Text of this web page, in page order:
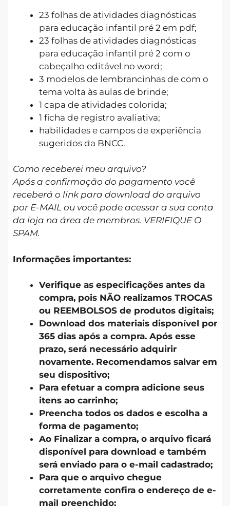
23 folhas de atividades diagnósticas
para educação infantil pré 2 em pdf;
23 folhas de atividades diagnósticas
para educação infantil pré 2 com o
cabeçalho editável no word;
3 modelos de lembrancinhas de com o
tema volta às aulas de brinde;
1 capa de atividades colorida;
1 ficha de registro avaliativa;
habilidades e campos de experiência
sugeridos da BNCC.
Como receberei meu arquivo?
Após a confirmação do pagamento você
receberá o link para download do arquivo
por E-MAIL ou você pode acessar a sua conta
da loja na área de membros. VERIFIQUE O
SPAM.
Informações importantes:
Verifique as especificações antes da
compra, pois NÃO realizamos TROCAS
ou REEMBOLSOS de produtos digitais;
Download dos materiais disponível por
365 dias após a compra. Após esse
prazo, será necessário adquirir
novamente. Recomendamos salvar em
seu dispositivo;
Para efetuar a compra adicione seus
itens ao carrinho;
Preencha todos os dados e escolha a
forma de pagamento;
Ao Finalizar a compra, o arquivo ficará
disponível para download e também
será enviado para o e-mail cadastrado;
Para que o arquivo chegue
corretamente confira o endereço de e-
mail preenchido;